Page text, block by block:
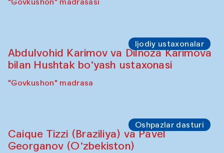
Ijodiy ustaxonalar
Abdulvohid Karimov va Dilnoza Karimova
bilan Hushtak bo‘yash ustaxonasi
"Govkushon" madrasa
Oshpazlar dasturi
Caique Tizzi (Braziliya) va Pavel
Georganov (O‘zbekiston)